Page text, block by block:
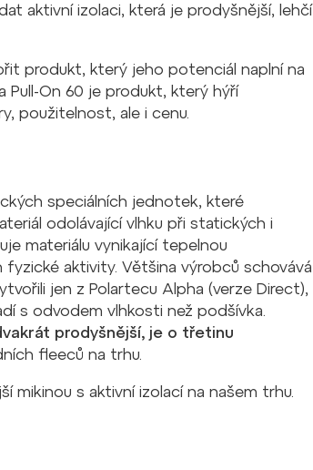
aktivní izolaci, která je prodyšnější, lehčí
produkt, který jeho potenciál naplní na
Pull-On 60 je produkt, který hýří
použitelnost, ale i cenu.
speciálních jednotek, které
odolávající vlhku při statických i
materiálu vynikající tepelnou
aktivity. Většina výrobců schovává
jen z Polartecu Alpha (verze Direct),
s odvodem vlhkosti než podšívka.
prodyšnější, je o třetinu
fleeců na trhu.
mikinou s aktivní izolací na našem trhu.